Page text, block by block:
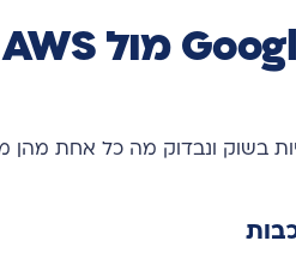
בשוק ונבדוק מה כל אחת מהן